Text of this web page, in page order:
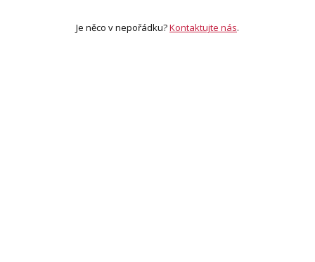
Je něco v nepořádku?Kontaktujte nás.